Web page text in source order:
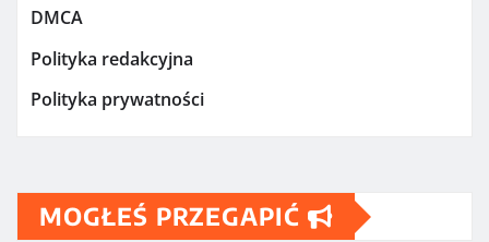
DMCA
Polityka redakcyjna
Polityka prywatności
MOGŁEŚ PRZEGAPIĆ